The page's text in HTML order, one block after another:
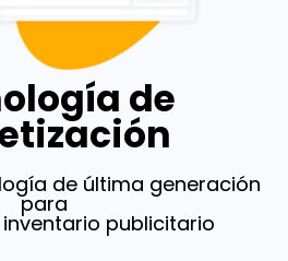
de
de última generación
para
publicitario